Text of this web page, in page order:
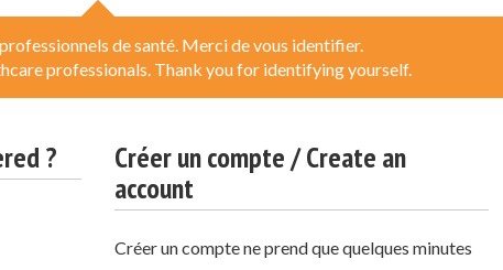
de santé. Merci de vous identifier.
professionals. Thank you for identifying yourself.
?
Créer un compte / Create an
account
Créer un compte ne prend que quelques minutes